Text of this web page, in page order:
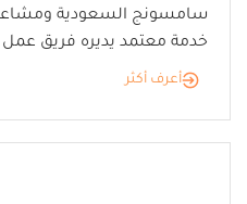
سامسونج السعودية
خدمة معتمد يديره فريق
أعرف أكثر